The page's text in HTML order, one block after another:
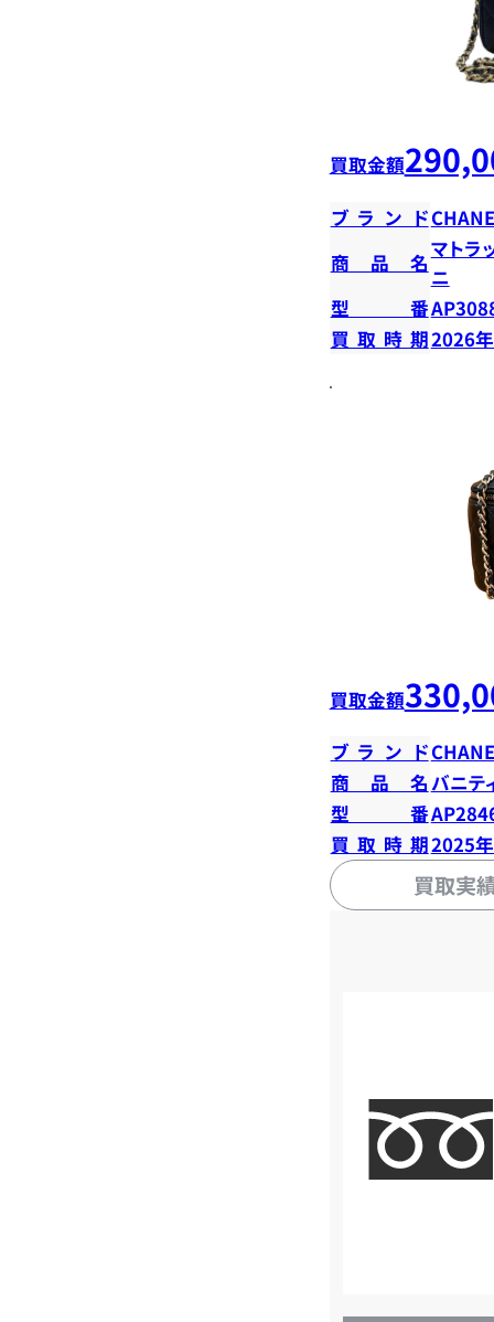
買取金額
ブランド
商品名
マトラ
ニ
型番
買取時期2026
買取金額
ブランド
商品名バニテ
型番
買取時期2025
買取実